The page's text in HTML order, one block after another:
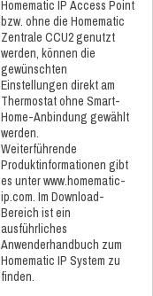
Homematic IP Access Point
bzw. ohne die Homematic
Zentrale CCU2 genutzt
werden, können die
gewünschten
Einstellungen direkt am
Thermostat ohne Smart-
Home-Anbindung gewählt
werden.
Weiterführende
Produktinformationen gibt
es unter www.homematic-
ip.com. Im Download-
Bereich ist ein
ausführliches
Anwenderhandbuch zum
Homematic IP System zu
finden.